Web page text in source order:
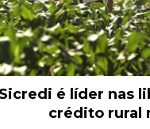
Sicredi é líder nas
crédito rural